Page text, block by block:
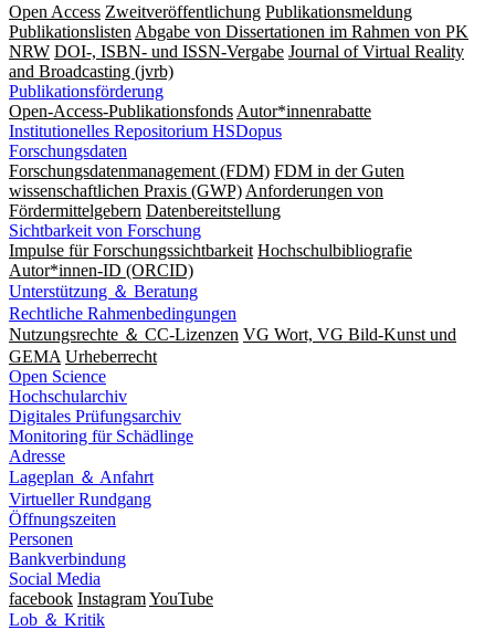
Open Access Zweitveröffentlichung Publikationsmeldung
Publikationslisten Abgabe von Dissertationen im Rahmen von PK
NRW DOI-, ISBN- und ISSN-Vergabe Journal of Virtual Reality
and Broadcasting (jvrb)
Publikationsförderung
Open-Access-Publikationsfonds Autor*innenrabatte
Institutionelles Repositorium HSDopus
Forschungsdaten
Forschungsdatenmanagement (FDM) FDM in der Guten
wissenschaftlichen Praxis (GWP) Anforderungen von
Fördermittelgebern Datenbereitstellung
Sichtbarkeit von Forschung
Impulse für Forschungssichtbarkeit Hochschulbibliografie
Autor*innen-ID (ORCID)
Unterstützung ＆ Beratung
Rechtliche Rahmenbedingungen
Nutzungsrechte ＆ CC-Lizenzen VG Wort, VG Bild-Kunst und
GEMA Urheberrecht
Open Science
Hochschularchiv
Digitales Prüfungsarchiv
Monitoring für Schädlinge
Adresse
Lageplan ＆ Anfahrt
Virtueller Rundgang
Öffnungszeiten
Personen
Bankverbindung
Social Media
facebook InstagramYouTube
Lob ＆ Kritik